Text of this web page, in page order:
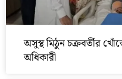
অসুস্থ মিঠুন চক্রবর্তীর
অধিকারী